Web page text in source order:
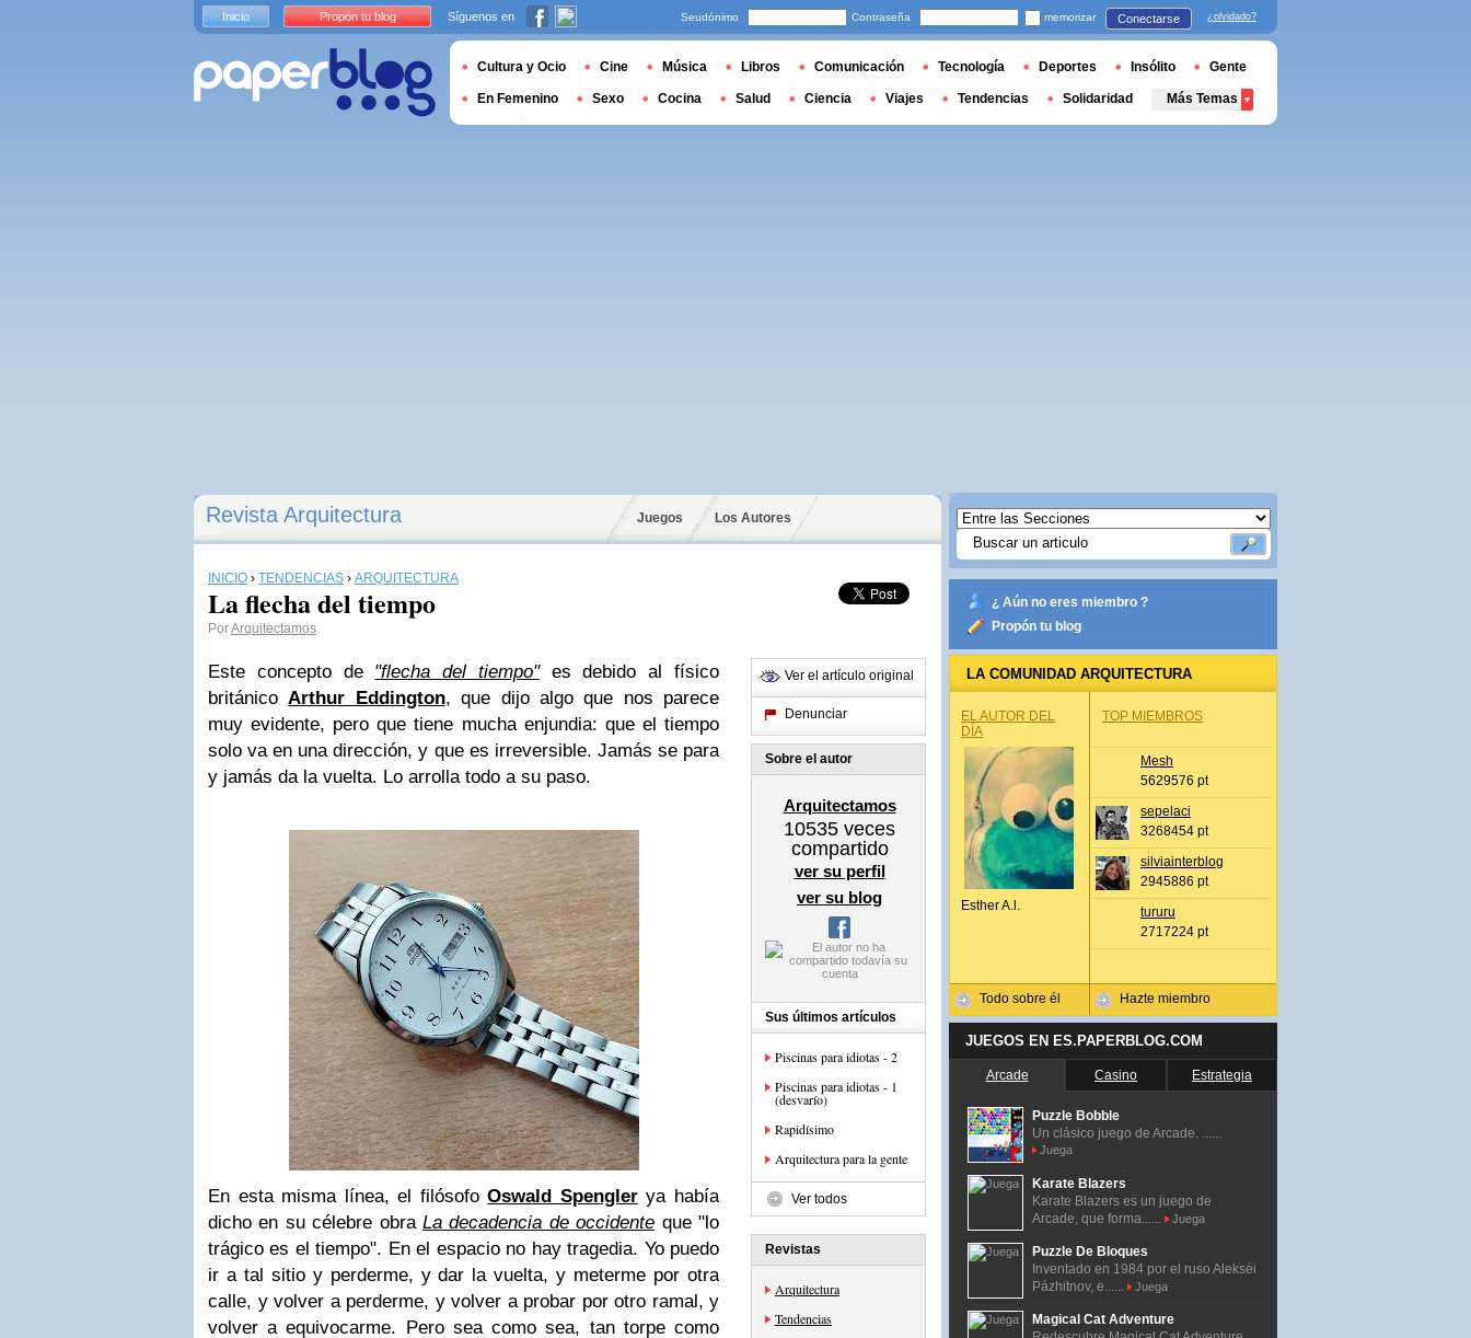
Revista Arquitectura Juegos Los Autores
INICIO › TENDENCIAS › ARQUITECTURA
La flecha del tiempo
PorArquitectamos
Este concepto de "flecha del tiempo"es debido al físico
británicoArthur Eddington, que dijo algo que nos parece
muy evidente, pero que tiene mucha enjundia: que el tiempo
solo va en una dirección, y que es irreversible. Jamás se para
y jamás da la vuelta. Lo arrolla todo a su paso.
En esta misma línea, el filósofoOswald Spenglerya había
dicho en su célebre obra La decadencia de occidente que "lo
trágico es el tiempo". En el espacio no hay tragedia. Yo puedo
ir a tal sitio y perderme, y dar la vuelta, y meterme por otra
calle, y volver a perderme, y volver a probar por otro ramal, y
volver a equivocarme. Pero sea como sea, tan torpe como
Ver el artículo original
Denunciar
Sobre el autor
Arquitectamos
10535 veces
compartido
ver su perfil
ver su blog
Sus últimos artículos
Piscinas para idiotas - 2
Piscinas para idiotas - 1
(desvarío)
Rapidísimo
Arquitectura para la gente
Ver todos
Revistas
Arquitectura
Tendencias
¿ Aún no eres miembro ?
Propón tu blog
LA COMUNIDAD ARQUITECTURA
EL AUTOR DEL
DÍA
Esther A.l.
Todo sobre él
TOP MIEMBROS
Mesh
5629576 pt
sepelaci
3268454 pt
silviainterblog
2945886 pt
tururu
2717224 pt
Hazte miembro
JUEGOS EN ES.PAPERBLOG.COM
Arcade Casino Estrategia
Puzzle Bobble
Un clásico juego de Arcade. ......
Juega
Karate Blazers
Karate Blazers es un juego de
Arcade, que forma......
Juega
Puzzle De Bloques
Inventado en 1984 por el ruso Alekséi
Pázhitnov, e......
Juega
Magical Cat Adventure
Inicio Propón tu blog Síguenos en Seudónimo Contraseña memorizar Conectarse ¿olvidado?
Cultura y Ocio Cine Música Libros Comunicación Tecnología Deportes Insólito Gente
En Femenino Sexo Cocina Salud Ciencia Viajes Tendencias Solidaridad Más Temas